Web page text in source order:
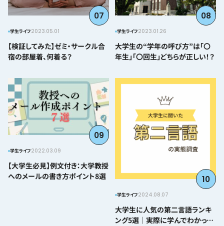
07
学生ライフ2023.05.01
【検証してみた】ゼミ・サークル合
宿の部屋着、何着る？
08
学生ライフ2023.01.26
大学生の“学年の呼び方”は「〇
年生」「〇回生」どちらが正しい！？
09
学生ライフ2022.03.09
【大学生必見】例文付き：大学教授
へのメールの書き方ポイント8選
10
学生ライフ2024.08.07
大学生に人気の第二言語ランキ
ング5選｜実際に学んでわかった